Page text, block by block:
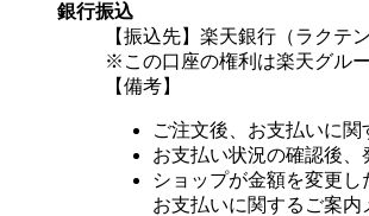
銀行振込
【振込先】楽天銀行（ラクテ
※この口座の権利は楽天グル
【備考】
ご注文後、お支払いに関
お支払い状況の確認後、
ショップが金額を変更
お支払いに関するご案内